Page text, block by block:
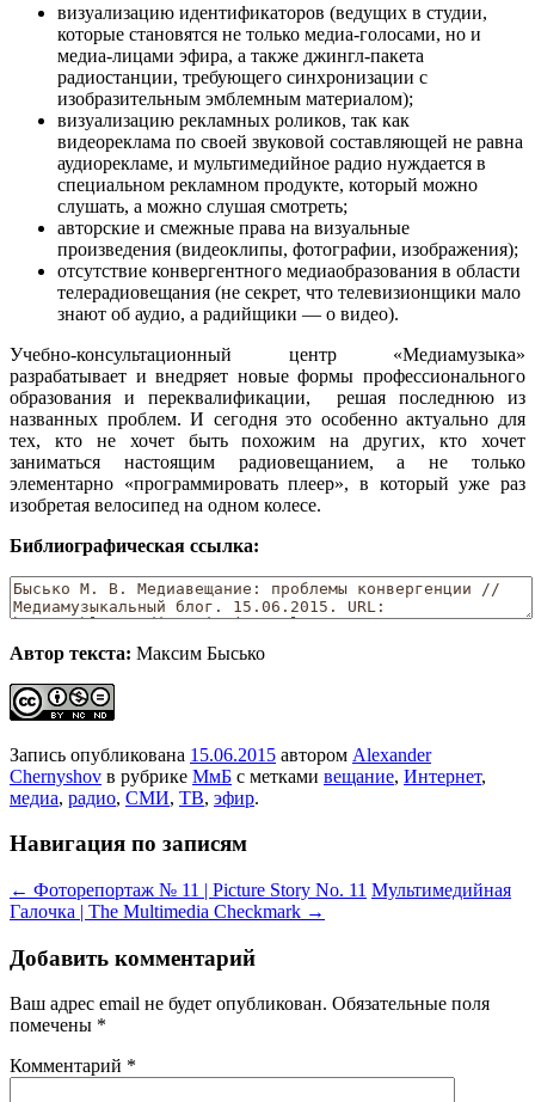
визуализацию идентификаторов (ведущих в студии,
которые становятся не только медиа-голосами, но и
медиа-лицами эфира, а также джингл-пакета
радиостанции, требующего синхронизации с
изобразительным эмблемным материалом);
визуализацию рекламных роликов, так как
видеореклама по своей звуковой составляющей не равна
аудиорекламе, и мультимедийное радио нуждается в
специальном рекламном продукте, который можно
слушать, а можно слушая смотреть;
авторские и смежные права на визуальные
произведения (видеоклипы, фотографии, изображения);
отсутствие конвергентного медиаобразования в области
телерадиовещания (не секрет, что телевизионщики мало
знают об аудио, а радийщики — о видео).
Учебно-консультационный центр «Медиамузыка»
разрабатывает и внедряет новые формы профессионального
образования и переквалификации, решая последнюю из
названных проблем. И сегодня это особенно актуально для
тех, кто не хочет быть похожим на других, кто хочет
заниматься настоящим радиовещанием, а не только
элементарно «программировать плеер», в который уже раз
изобретая велосипед на одном колесе.
Библиографическая ссылка:
Автор текста: Максим Бысько
Запись опубликована 15.06.2015 автором Alexander
Chernyshov в рубрике МмБ с метками вещание, Интернет,
медиа, радио, СМИ, ТВ, эфир.
Навигация по записям
← Фоторепортаж № 11 | Picture Story No. 11 Мультимедийная
Галочка | The Multimedia Checkmark →
Добавить комментарий
Ваш адрес email не будет опубликован. Обязательные поля
помечены *
Комментарий *